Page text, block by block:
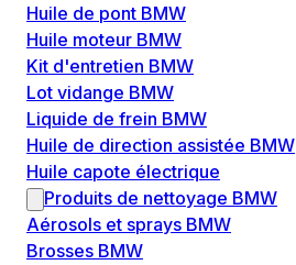
Huile de pont BMW
Huile moteur BMW
Kit d'entretien BMW
Lot vidange BMW
Liquide de frein BMW
Huile de direction assistée BMW
Huile capote électrique
Produits de nettoyage BMW
Aérosols et sprays BMW
Brosses BMW